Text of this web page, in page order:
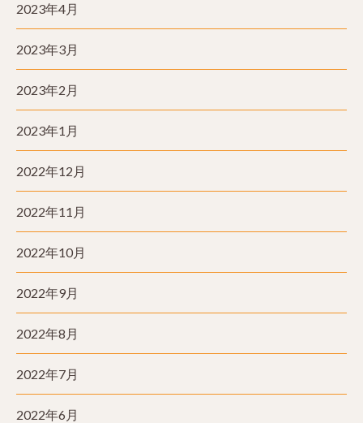
2023年4月
2023年3月
2023年2月
2023年1月
2022年12月
2022年11月
2022年10月
2022年9月
2022年8月
2022年7月
2022年6月